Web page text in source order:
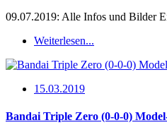
09.07.2019: Alle Infos und Bilder
Weiterlesen...
15.03.2019
Bandai Triple Zero (0-0-0)